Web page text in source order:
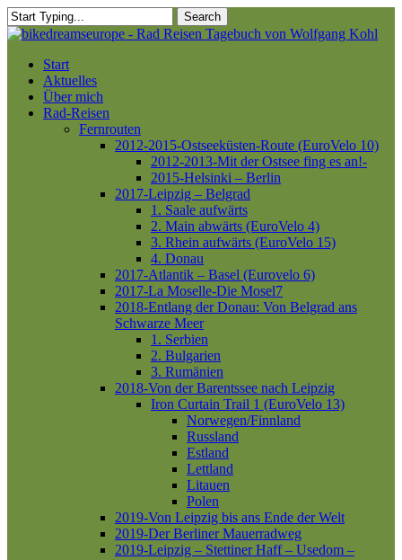
Skip
to
content
Search
Close
Menu
Start
Aktuelles
Über mich
Rad-Reisen
Fernrouten
2012-2015-Ostseeküsten-Route (EuroVelo 10)
2012-2013-Mit der Ostsee fing es an!-
2015-Helsinki – Berlin
2017-Leipzig – Belgrad
1. Saale aufwärts
2. Main abwärts (EuroVelo 4)
3. Rhein aufwärts (EuroVelo 15)
4. Donau
2017-Atlantik – Basel (Eurovelo 6)
2017-La Moselle-Die Mosel7
2018-Entlang der Donau: Von Belgrad ans
Schwarze Meer
1. Serbien
2. Bulgarien
3. Rumänien
2018-Von der Barentssee nach Leipzig
Iron Curtain Trail 1 (EuroVelo 13)
Norwegen/Finnland
Russland
Estland
Lettland
Litauen
Polen
2019-Von Leipzig bis ans Ende der Welt
2019-Der Berliner Mauerradweg
2019-Leipzig – Stettiner Haff – Usedom –